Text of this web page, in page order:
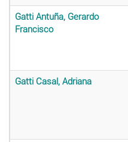
Gatti Antuña, Gerardo
Francisco
Gatti Casal, Adriana